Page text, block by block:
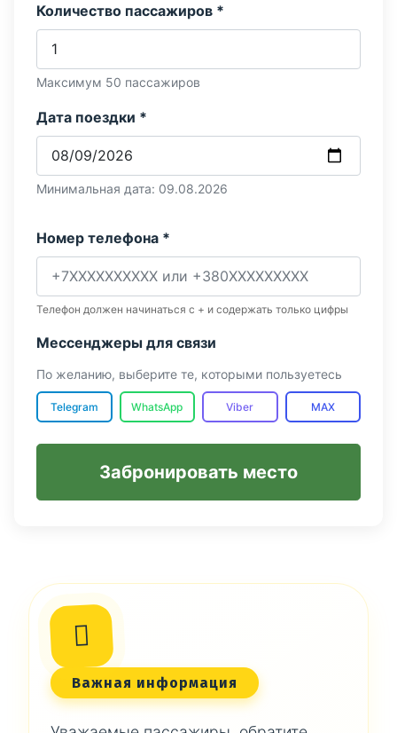
Количество пассажиров *
Максимум 50 пассажиров
Дата поездки *
Минимальная дата: 09.08.2026
Номер телефона *
Телефон должен начинаться с + и содержать только цифры
Мессенджеры для связи
По желанию, выберите те, которыми пользуетесь
Telegram WhatsApp Viber MAX
Забронировать место
Важная информация